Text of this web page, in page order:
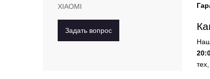
XIAOMI
Задать вопрос